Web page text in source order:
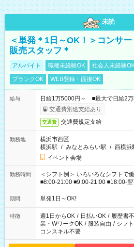
未読
＜単発＊1日～OK！＞コンサ
販売スタッフ＊
アルバイト 職種未経験OK 社会人未経験
ブランクOK
WEB登録・面接OK
給与
日給1万5000円～ ■最大で日給2万
交通費別途支給あり
交通費 交通費規定支給
勤務地
横浜市西区
横浜駅 / みなとみらい駅 / 西横浜
イベント会場
勤務時間
＜シフト例＞ いろいろなシフトで
■8:00-21:00 ■9:00-21:00 ■18:00-
期間 単発1日～OK!
特徴 週1日からOK / 日払いOK / 履歴書
業・WワークOK / 服装自由 / シフ
コンスキル不要